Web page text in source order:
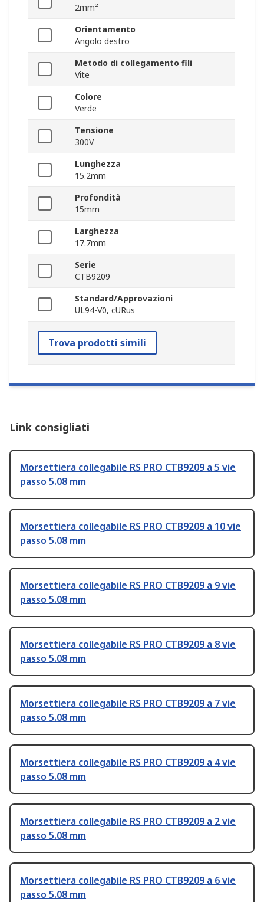
2mm²
Orientamento
Angolo destro
Metodo di collegamento fili
Vite
Colore
Verde
Tensione
300V
Lunghezza
15.2mm
Profondità
15mm
Larghezza
17.7mm
Serie
CTB9209
Standard/Approvazioni
UL94-V0, cURus
Trova prodotti simili
Link consigliati
Morsettiera collegabile RS PRO CTB9209 a 5 vie
passo 5.08 mm
Morsettiera collegabile RS PRO CTB9209 a 10 vie
passo 5.08 mm
Morsettiera collegabile RS PRO CTB9209 a 9 vie
passo 5.08 mm
Morsettiera collegabile RS PRO CTB9209 a 8 vie
passo 5.08 mm
Morsettiera collegabile RS PRO CTB9209 a 7 vie
passo 5.08 mm
Morsettiera collegabile RS PRO CTB9209 a 4 vie
passo 5.08 mm
Morsettiera collegabile RS PRO CTB9209 a 2 vie
passo 5.08 mm
Morsettiera collegabile RS PRO CTB9209 a 6 vie
passo 5.08 mm